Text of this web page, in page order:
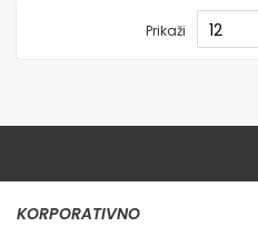
Prikaži
KORPORATIVNO